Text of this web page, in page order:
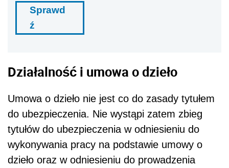
Sprawd
ź
Działalność i umowa o dzieło
Umowa o dzieło nie jest co do zasady tytułem
do ubezpieczenia. Nie wystąpi zatem zbieg
tytułów do ubezpieczenia w odniesieniu do
wykonywania pracy na podstawie umowy o
dzieło oraz w odniesieniu do prowadzenia